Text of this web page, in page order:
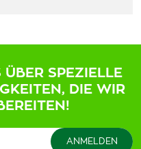
ÜBER SPEZIELLE
DIE WIR